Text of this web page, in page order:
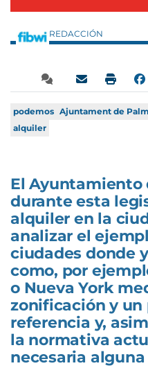
REDACCIÓN
podemos Ajuntament de
alquiler
El Ayuntamiento
durante esta
alquiler en la
analizar el
ciudades donde
como, por
o Nueva York
zonificación y un
referencia y,
la normativa
necesaria